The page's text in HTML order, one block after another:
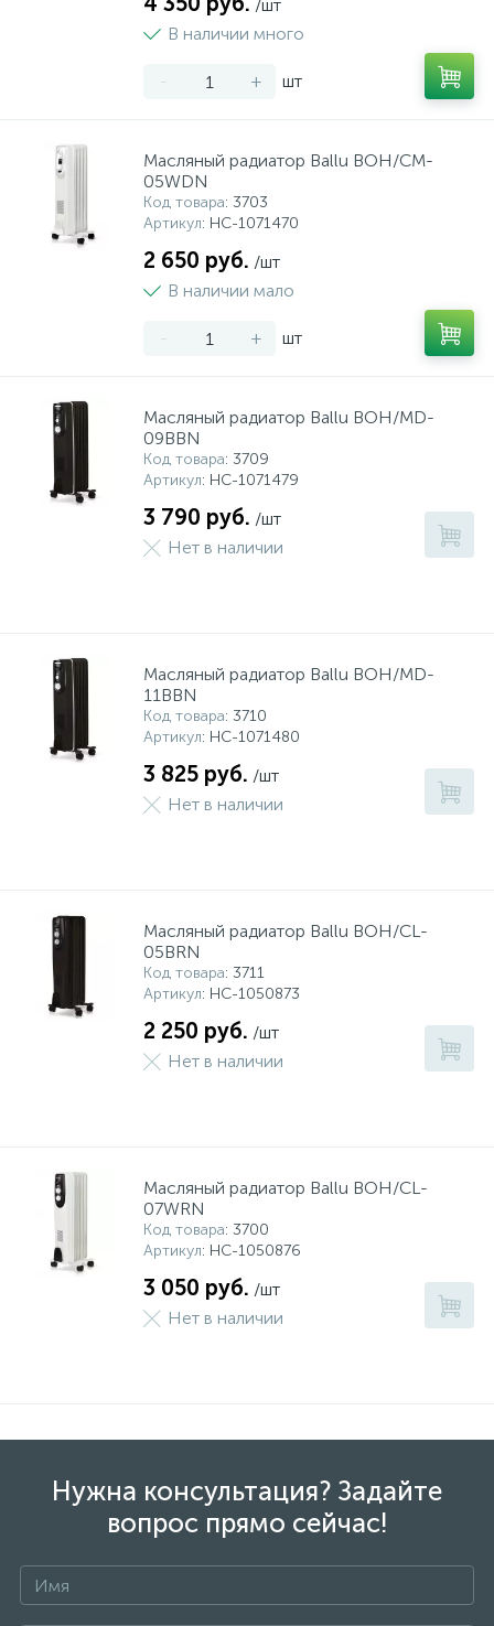
/шт
В наличии много
- + шт
Масляный радиатор Ballu BOH/CM-
05WDN
Код товара: 3703
Артикул: НС-1071470
2 650 руб. /шт
В наличии мало
- + шт
Масляный радиатор Ballu BOH/MD-
09BBN
Код товара: 3709
Артикул: НС-1071479
3 790 руб. /шт
Нет в наличии
Масляный радиатор Ballu BOH/MD-
11BBN
Код товара: 3710
Артикул: НС-1071480
3 825 руб. /шт
Нет в наличии
Масляный радиатор Ballu BOH/CL-
05BRN
Код товара: 3711
Артикул: НС-1050873
2 250 руб. /шт
Нет в наличии
Масляный радиатор Ballu BOH/CL-
07WRN
Код товара: 3700
Артикул: НС-1050876
3 050 руб. /шт
Нет в наличии
Нужна консультация? Задайте
вопрос прямо сейчас!